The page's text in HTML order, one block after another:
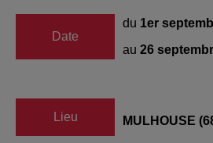
Date
du 1er
au 26
Lieu MULHOUSE